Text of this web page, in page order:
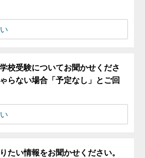
校受験についてお聞かせくださ
らない場合「予定なし」とご回
たい情報をお聞かせください。